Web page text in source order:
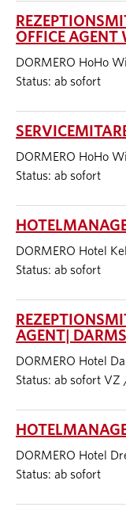
OFFICE AGENT
DORMERO HoHo
Status: ab sofort
DORMERO HoHo
Status: ab sofort
DORMERO Hotel
Status: ab sofort
AGENT|
DORMERO Hotel
Status: ab sofort
DORMERO Hotel
Status: ab sofort